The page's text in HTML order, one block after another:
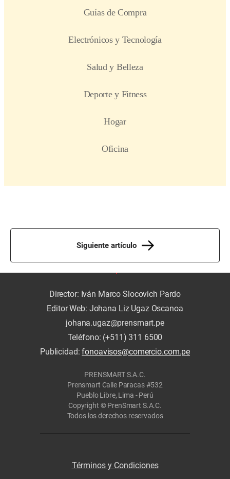
Siguiente artículo
Director: Iván Marco Slocovich Pardo
Editor Web: Johana Liz Ugaz Oscanoa
johana.ugaz@prensmart.pe
Teléfono: (+511) 311 6500
Publicidad:fonoavisos@comercio.com.pe
PRENSMART S.A.C.
Prensmart Calle Paracas #532
Pueblo Libre, Lima - Perú
Copyright © PrenSmart S.A.C.
Todos los derechos reservados
Términos y Condiciones